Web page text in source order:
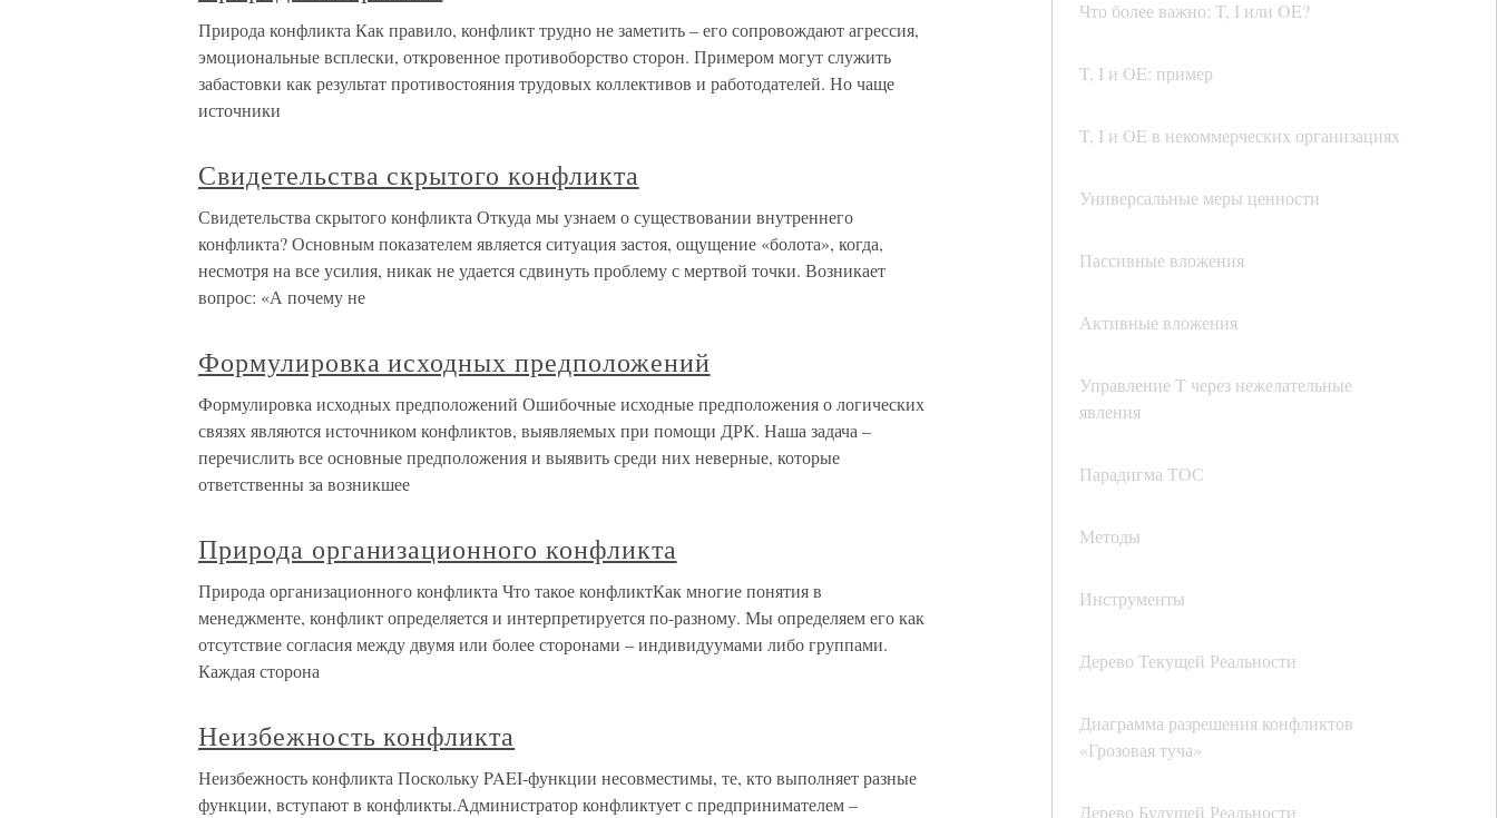
Что более важно: T, I или OE?
T, I и OE: пример
T, I и OE в некоммерческих организациях
Универсальные меры ценности
Пассивные вложения
Активные вложения
Управление T через нежелательные
явления
Парадигма ТОС
Методы
Инструменты
Дерево Текущей Реальности
Диаграмма разрешения конфликтов
«Грозовая туча»
Дерево Будущей Реальности
Природа конфликта Как правило, конфликт трудно не заметить – его сопровождают агрессия,
эмоциональные всплески, откровенное противоборство сторон. Примером могут служить
забастовки как результат противостояния трудовых коллективов и работодателей. Но чаще
источники
Свидетельства скрытого конфликта
Свидетельства скрытого конфликта Откуда мы узнаем о существовании внутреннего
конфликта? Основным показателем является ситуация застоя, ощущение «болота», когда,
несмотря на все усилия, никак не удается сдвинуть проблему с мертвой точки. Возникает
вопрос: «А почему не
Формулировка исходных предположений
Формулировка исходных предположений Ошибочные исходные предположения о логических
связях являются источником конфликтов, выявляемых при помощи ДРК. Наша задача –
перечислить все основные предположения и выявить среди них неверные, которые
ответственны за возникшее
Природа организационного конфликта
Природа организационного конфликта Что такое конфликтКак многие понятия в
менеджменте, конфликт определяется и интерпретируется по-разному. Мы определяем его как
отсутствие согласия между двумя или более сторонами – индивидуумами либо группами.
Каждая сторона
Неизбежность конфликта
Неизбежность конфликта Поскольку PAEI-функции несовместимы, те, кто выполняет разные
функции, вступают в конфликты.Администратор конфликтует с предпринимателем –